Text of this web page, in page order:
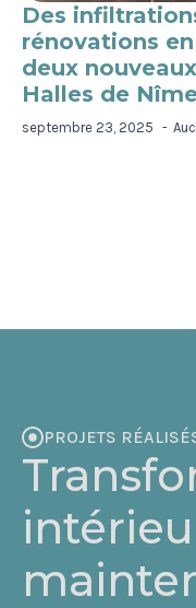
Des
rénovations
deux
Halles de
septembre 23, 2025
PROJETS